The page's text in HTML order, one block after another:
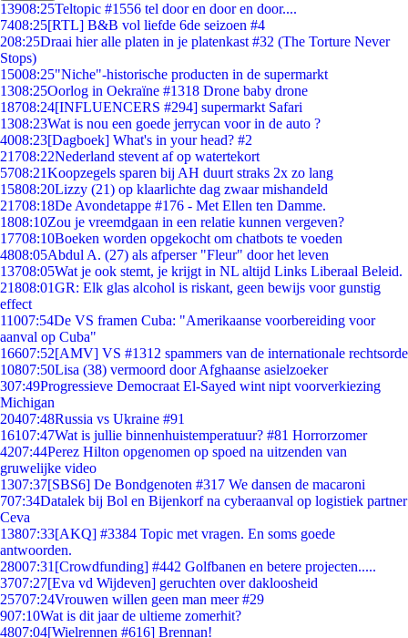
13908:25Teltopic #1556 tel door en door en door....
7408:25[RTL] B&B vol liefde 6de seizoen #4
208:25Draai hier alle platen in je platenkast #32 (The Torture Never
Stops)
15008:25"Niche"-historische producten in de supermarkt
1308:25Oorlog in Oekraïne #1318 Drone baby drone
18708:24[INFLUENCERS #294] supermarkt Safari
1308:23Wat is nou een goede jerrycan voor in de auto ?
4008:23[Dagboek] What's in your head? #2
21708:22Nederland stevent af op watertekort
5708:21Koopzegels sparen bij AH duurt straks 2x zo lang
15808:20Lizzy (21) op klaarlichte dag zwaar mishandeld
21708:18De Avondetappe #176 - Met Ellen ten Damme.
1808:10Zou je vreemdgaan in een relatie kunnen vergeven?
17708:10Boeken worden opgekocht om chatbots te voeden
4808:05Abdul A. (27) als afperser "Fleur" door het leven
13708:05Wat je ook stemt, je krijgt in NL altijd Links Liberaal Beleid.
21808:01GR: Elk glas alcohol is riskant, geen bewijs voor gunstig
effect
11007:54De VS framen Cuba: "Amerikaanse voorbereiding voor
aanval op Cuba"
16607:52[AMV] VS #1312 spammers van de internationale rechtsorde
10807:50Lisa (38) vermoord door Afghaanse asielzoeker
307:49Progressieve Democraat El-Sayed wint nipt voorverkiezing
Michigan
20407:48Russia vs Ukraine #91
16107:47Wat is jullie binnenhuistemperatuur? #81 Horrorzomer
4207:44Perez Hilton opgenomen op spoed na uitzenden van
gruwelijke video
1307:37[SBS6] De Bondgenoten #317 We dansen de macaroni
707:34Datalek bij Bol en Bijenkorf na cyberaanval op logistiek partner
Ceva
13807:33[AKQ] #3384 Topic met vragen. En soms goede
antwoorden.
28007:31 [Crowdfunding] #442 Golfbanen en betere projecten.....
3707:27[Eva vd Wijdeven] geruchten over dakloosheid
25707:24Vrouwen willen geen man meer #29
907:10Wat is dit jaar de ultieme zomerhit?
4807:04[Wielrennen #616] Brennan!